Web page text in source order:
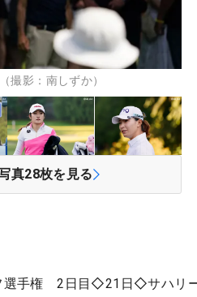
撮影：南しずか）
真28枚を見る
選手権 2日目◇21日◇サハリ